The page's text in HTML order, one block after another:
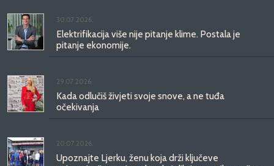
30.07.2026.
Elektrifikacija više nije pitanje klime. Postala je
pitanje ekonomije.
29.07.2026.
Kada odlučiš živjeti svoje snove, a ne tuđa
očekivanja
20.07.2026.
Upoznajte Ljerku, ženu koja drži ključeve